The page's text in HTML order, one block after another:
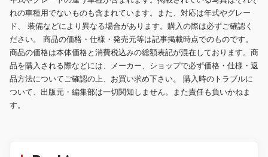
れの車種用でないものも含まれています。また、対応は年式やグレー
ド、 装備などにより異なる場合があります。購入の際は必ずご確認く
ださい。 商品の価格・仕様・発売元等は記事掲載時点でのものです。
商品の価格は本体価格と消費税込みの総額表記が混在しております。商
品を購入される際などには、メーカー、ショップで必ず価格・仕様・返
品方法についてご確認の上、お買い求め下さい。 購入時のトラブルに
ついて、出版元・編集部は一切関知しません。また責任も負いかねま
す。